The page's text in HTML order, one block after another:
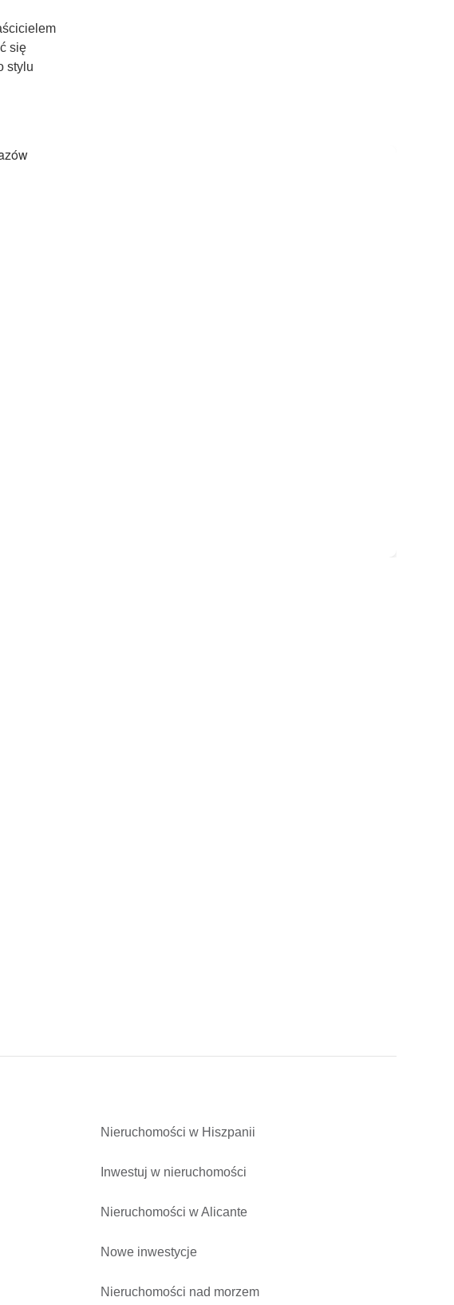
się
stylu
Nieruchomości w Hiszpanii
Inwestuj w nieruchomości
Nieruchomości w Alicante
Nowe inwestycje
Nieruchomości nad morzem